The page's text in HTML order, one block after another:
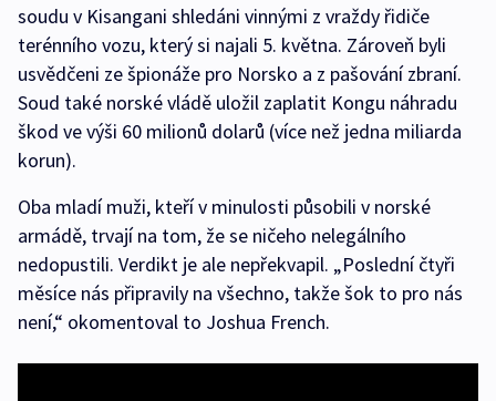
soudu v Kisangani shledáni vinnými z vraždy řidiče
terénního vozu, který si najali 5. května. Zároveň byli
usvědčeni ze špionáže pro Norsko a z pašování zbraní.
Soud také norské vládě uložil zaplatit Kongu náhradu
škod ve výši 60 milionů dolarů (více než jedna miliarda
korun).
Oba mladí muži, kteří v minulosti působili v norské
armádě, trvají na tom, že se ničeho nelegálního
nedopustili. Verdikt je ale nepřekvapil. „Poslední čtyři
měsíce nás připravily na všechno, takže šok to pro nás
není,“ okomentoval to Joshua French.